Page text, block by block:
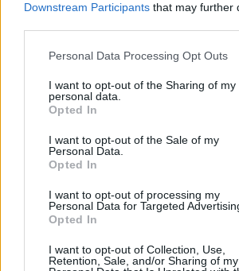
Downstream Participants that may further
Please note that this website/app uses
not limited to your visit or usage
grant or deny consent to Google and its
use your data for below specified
consent section.
Personal Data Processing Opt Outs
I want to opt-out of the Sharing of my
personal data.
Opted In
I want to opt-out of the Sale of my
Personal Data.
Opted In
I want to opt-out of processing my
Personal Data for Targeted
Opted In
I want to opt-out of Collection, Use,
Retention, Sale, and/or Sharing of my
Pol stoletja glasbe na tromeji:
Graška Gora obeležuje 50.
zabavne glasbe
(VIDEO)
Jutro, ki ga Koroška ne bo nikoli
pozabila: Tri leta od uničujoče
Svetovni
Dojenje
Več iz kategorije Črna kronika